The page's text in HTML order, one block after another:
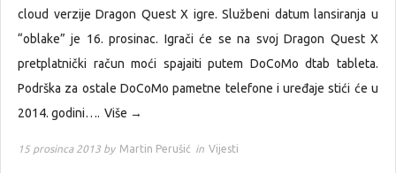
cloud verzije Dragon Quest X igre. Službeni datum lansiranja u
“oblake” je 16. prosinac. Igrači će se na svoj Dragon Quest X
pretplatnički račun moći spajaiti putem DoCoMo dtab tableta.
Podrška za ostale DoCoMo pametne telefone i uređaje stići će u
2014. godini…. Više →
15 prosinca 2013 by Martin Perušić in Vijesti